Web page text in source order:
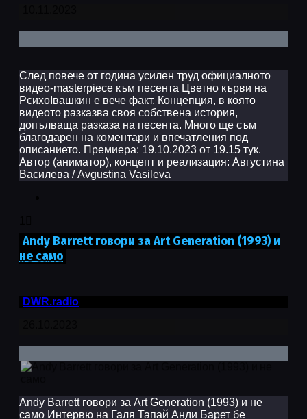
След повече от година усилен труд официалното
видео-masterpiece към песента Цветно кърви на
PсихоIвашкин е вече факт. Концепция, в която
видеото разказва своя собствена история,
допълваща разказа на песента. Много ще съм
благодарен на коментари и впечатления под
описанието. Премиера: 19.10.2023 от 19.15 тук.
Автор (аниматор), концепт и реализация: Августина
Василева / Avgustina Vasileva
Andy Barrett говори за Art Generation (1993) и
не само
DWR.radio
Andy Barrett говори за Art Generation (1993) и не
само Интервю на Галя Тапай Анди Барет бе